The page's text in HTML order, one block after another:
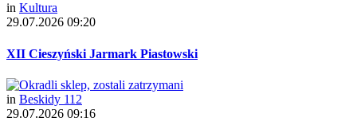
in Kultura
29.07.2026 09:20
XII Cieszyński Jarmark Piastowski
in Beskidy 112
29.07.2026 09:16